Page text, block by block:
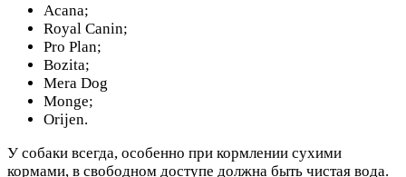
Acana;
Royal Canin;
Pro Plan;
Bozita;
Mera Dog
Monge;
Orijen.
У собаки всегда, особенно при кормлении сухими
кормами, в свободном доступе должна быть чистая вода.